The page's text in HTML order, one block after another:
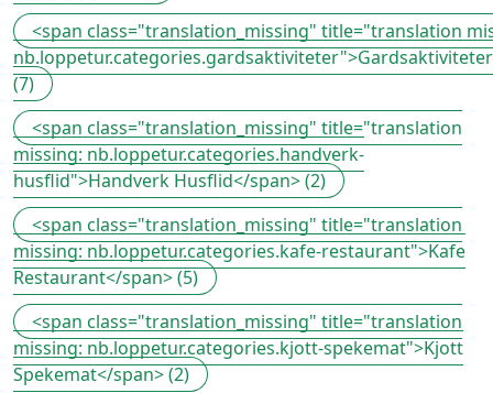
<span class="translation_missing" title="translation
(7)
<span class="translation_missing" title="translation
missing: nb.loppetur.categories.handverk-
husflid">Handverk Husflid</span> (2)
<span class="translation_missing" title="translation
missing: nb.loppetur.categories.kafe-restaurant">Kafe
Restaurant</span> (5)
<span class="translation_missing" title="translation
missing: nb.loppetur.categories.kjott-spekemat">Kjott
Spekemat</span> (2)